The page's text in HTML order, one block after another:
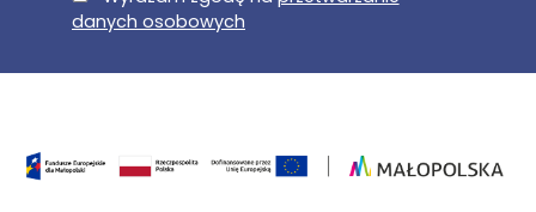
danych osobowych